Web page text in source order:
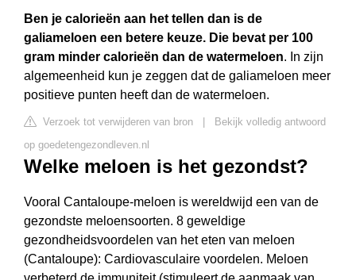
Ben je calorieën aan het tellen dan is de
galiameloen een betere keuze. Die bevat per 100
gram minder calorieën dan de watermeloen. In zijn
algemeenheid kun je zeggen dat de galiameloen meer
positieve punten heeft dan de watermeloen.
Verzoek tot verwijderen van bron
Bekijk volledig antwoord
op goedetengezondleven.nl
Welke meloen is het gezondst?
Vooral Cantaloupe-meloen is wereldwijd een van de
gezondste meloensoorten. 8 geweldige
gezondheidsvoordelen van het eten van meloen
(Cantaloupe): Cardiovasculaire voordelen. Meloen